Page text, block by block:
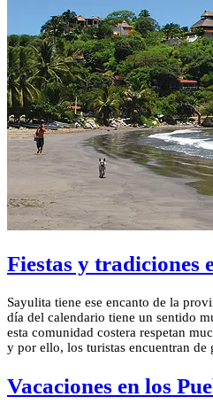
Fiestas y tradiciones
Sayulita tiene ese encanto de la
día del calendario tiene un sentido
esta comunidad costera respetan
y por ello, los turistas encuentran
Vacaciones en los